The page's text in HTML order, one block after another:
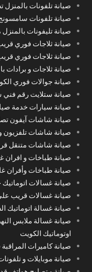
صيانة تلفونات بالمنزل
صيانة تلفونات
صيانة تليفونات
صيانة ثلاجات فوري
صيانة ثلاجات فوري
صيانة ثلاجات و
صيانة جوالات فوري
صيانة ستلايت رقم فني
صيانة سيارات خدمة
صيانة شاشات آيفون
صيانة شاشات تلفزيون
صيانة شاشات متنقل
صيانة طباخات و افران
صيانة طباخات وأفران
صيانة غسالات
صيانة غسالات قريب
صيانة غسالة اتوماتيك
اوتوماتيك الكويت
صيانة كاميرات
صيانة موبايلات و